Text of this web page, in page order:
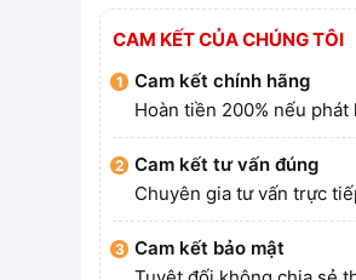
CAM KẾT CỦA CHÚNG TÔI
Cam kết chính hãng
Hoàn tiền 200% nếu
Cam kết tư vấn đúng
Chuyên gia tư vấn trực
Cam kết bảo mật